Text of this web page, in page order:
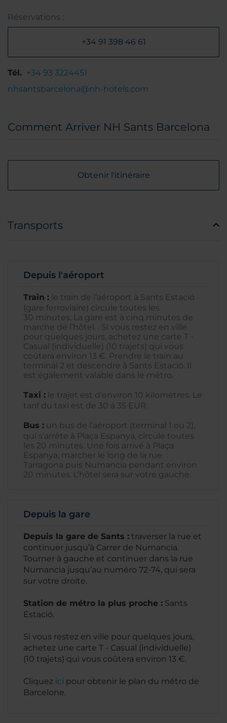
Réservations :
+34 91 398 46 61
Tél. +34 93 3224451
nhsantsbarcelona@nh-hotels.com
Comment Arriver NH Sants Barcelona
Obtenir l'itinéraire
Transports
Depuis l'aéroport
Train : le train de l’aéroport à Sants Estació
(gare ferroviaire) circule toutes les
30 minutes. La gare est à cinq minutes de
marche de l’hôtel. . Si vous restez en ville
pour quelques jours, achetez une carte T -
Casual (individuelle) (10 trajets) qui vous
coûtera environ 13 €. Prendre le train au
terminal 2 et descendre à Sants Estació. Il
est également valable dans le métro.
Taxi : le trajet est d’environ 10 kilomètres. Le
tarif du taxi est de 30 à 35 EUR.
Bus : un bus de l’aéroport (terminal 1 ou 2),
qui s’arrête à Plaça Espanya, circule toutes
les 20 minutes. Une fois arrivé à Plaça
Espanya, marcher le long de la rue
Tarragona puis Numancia pendant environ
20 minutes. L’hôtel sera sur votre gauche.
Depuis la gare
Depuis la gare de Sants : traverser la rue et
continuer jusqu’à Carrer de Numancia.
Tourner à gauche et continuer dans la rue
Numancia jusqu’au numéro 72-74, qui sera
sur votre droite.
Station de métro la plus proche : Sants
Estació.
Si vous restez en ville pour quelques jours,
achetez une carte T - Casual (individuelle)
(10 trajets) qui vous coûtera environ 13 €.
Cliquez ici pour obtenir le plan du métro de
Barcelone.